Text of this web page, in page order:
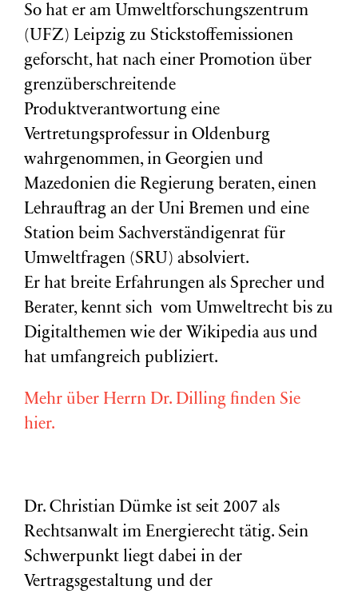
So hat er am Umweltforschungszentrum
(UFZ) Leipzig zu Stickstoffemissionen
geforscht, hat nach einer Promotion über
grenzüberschreitende
Produktverantwortung eine
Vertretungsprofessur in Oldenburg
wahrgenommen, in Georgien und
Mazedonien die Regierung beraten, einen
Lehrauftrag an der Uni Bremen und eine
Station beim Sachverständigenrat für
Umweltfragen (SRU) absolviert.
Er hat breite Erfahrungen als Sprecher und
Berater, kennt sich vom Umweltrecht bis zu
Digitalthemen wie der Wikipedia aus und
hat umfangreich publiziert.
Mehr über Herrn Dr. Dilling finden Sie
hier.
Dr. Christian Dümke ist seit 2007 als
Rechtsanwalt im Energierecht tätig. Sein
Schwerpunkt liegt dabei in der
Vertragsgestaltung und der